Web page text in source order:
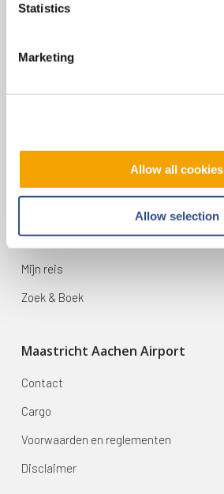
Statistics
Marketing
Allow all cookies
Allow selection
Vliegveldweg 90
Bestemmingen
Mijn reis
Zoek & Boek
Maastricht Aachen Airport
Contact
Cargo
Voorwaarden en reglementen
Disclaimer